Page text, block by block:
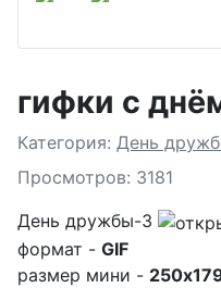
гифки с
Подробности
Категория: День
Просмотров: 3181
День дружбы-3
формат - GIF
размер мини -